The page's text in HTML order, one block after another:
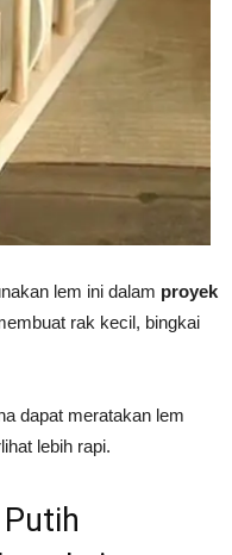
lem ini dalam proyek
rak kecil, bingkai
dapat meratakan lem
lebih rapi.